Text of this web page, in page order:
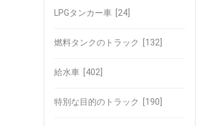
LPGタンカー車 [24]
燃料タンクのトラック [132]
給水車 [402]
特別な目的のトラック [190]